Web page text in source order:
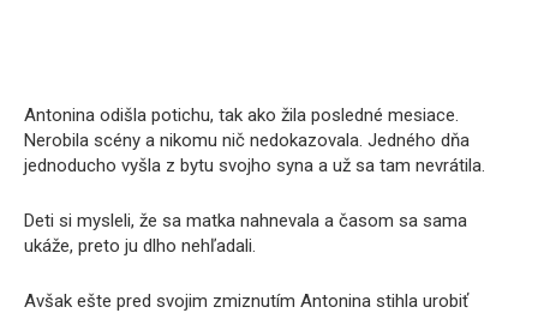
Antonina odišla potichu, tak ako žila posledné mesiace.
Nerobila scény a nikomu nič nedokazovala. Jedného dňa
jednoducho vyšla z bytu svojho syna a už sa tam nevrátila.
Deti si mysleli, že sa matka nahnevala a časom sa sama
ukáže, preto ju dlho nehľadali.
Avšak ešte pred svojim zmiznutím Antonina stihla urobiť